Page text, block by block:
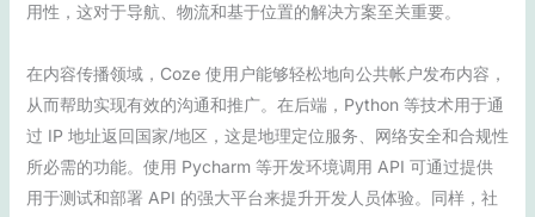
用性，这对于导航、物流和基于位置的解决方案至关重要。
在内容传播领域，Coze 使用户能够轻松地向公共帐户发布内容，
从而帮助实现有效的沟通和推广。在后端，Python 等技术用于通
过 IP 地址返回国家/地区，这是地理定位服务、网络安全和合规性
所必需的功能。使用 Pycharm 等开发环境调用 API 可通过提供
用于测试和部署 API 的强大平台来提升开发人员体验。同样，社